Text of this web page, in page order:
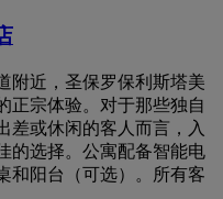
附近，圣保罗保利斯塔美
正宗体验。对于那些独自
差或休闲的客人而言，入
的选择。公寓配备智能电
和阳台（可选）。所有客